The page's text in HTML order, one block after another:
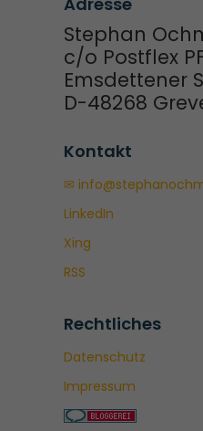
Stephan
c/o Postflex
Emsdettener
D-48268
Kontakt
✉
LinkedIn
Xing
RSS
Rechtliches
Datenschutz
Impressum